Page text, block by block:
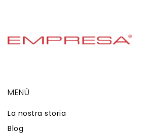
MENÙ
La nostra storia
Blog